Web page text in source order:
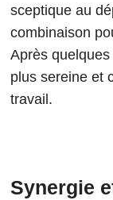
sceptique au
combinaison
Après
plus sereine et
travail.
Synergie